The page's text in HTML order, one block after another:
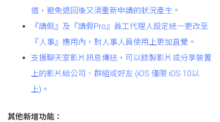
道，避免退回後又須重新申請的狀況產生。
『請假』及『請假Pro』員工代理人設定統一更改至
『人事』應用內，對人事人員使用上更加直覺。
支援聊天室影片訊息傳送，可以錄製影片或分享裝置
上的影片給公司、群組或好友 (iOS 僅限 iOS 10以
上)。
其他新增功能：